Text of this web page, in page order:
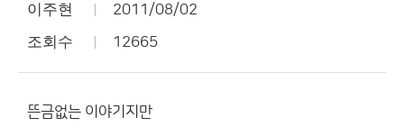
이주현 2011/08/02
조회수 12665
뜬금없는 이야기지만